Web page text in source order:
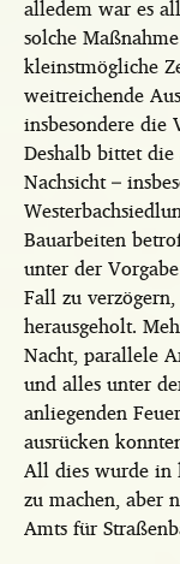
alledem war es
solche
kleinstmögliche
weitreichende
insbesondere die
Deshalb bittet
Nachsicht –
Bauarbeiten
unter der
Fall zu
herausgeholt.
Nacht, parallele
und alles unter
anliegenden
ausrücken
All dies wurde in
zu machen, aber
Amts für